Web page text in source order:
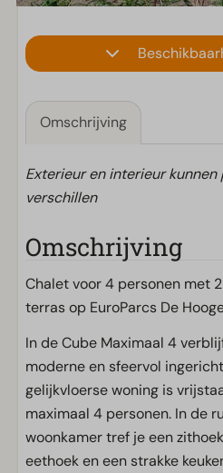
Omschrijving
Exterieur en interieur
verschillen
Omschrijving
Chalet voor 4 personen met
terras op EuroParcs De
In de Cube Maximaal 4
moderne en sfeervol
gelijkvloerse woning is
maximaal 4 personen. In de
woonkamer tref je een
eethoek en een strakke